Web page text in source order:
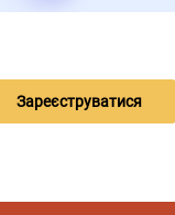
Зареєструватися